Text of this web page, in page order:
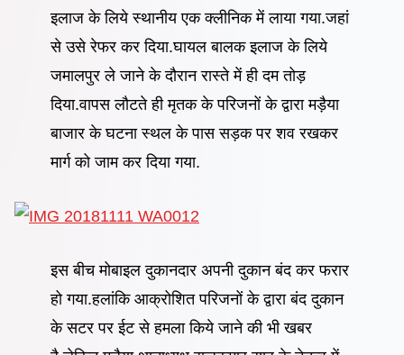
इलाज के लिये स्थानीय एक क्लीनिक में लाया गया.जहां
से उसे रेफर कर दिया.घायल बालक इलाज के लिये
जमालपुर ले जाने के दौरान रास्ते में ही दम तोड़
दिया.वापस लौटते ही मृतक के परिजनों के द्वारा मड़ैया
बाजार के घटना स्थल के पास सड़क पर शव रखकर
मार्ग को जाम कर दिया गया.
इस बीच मोबाइल दुकानदार अपनी दुकान बंद कर फरार
हो गया.हलांकि आक्रोशित परिजनों के द्वारा बंद दुकान
के सटर पर ईट से हमला किये जाने की भी खबर